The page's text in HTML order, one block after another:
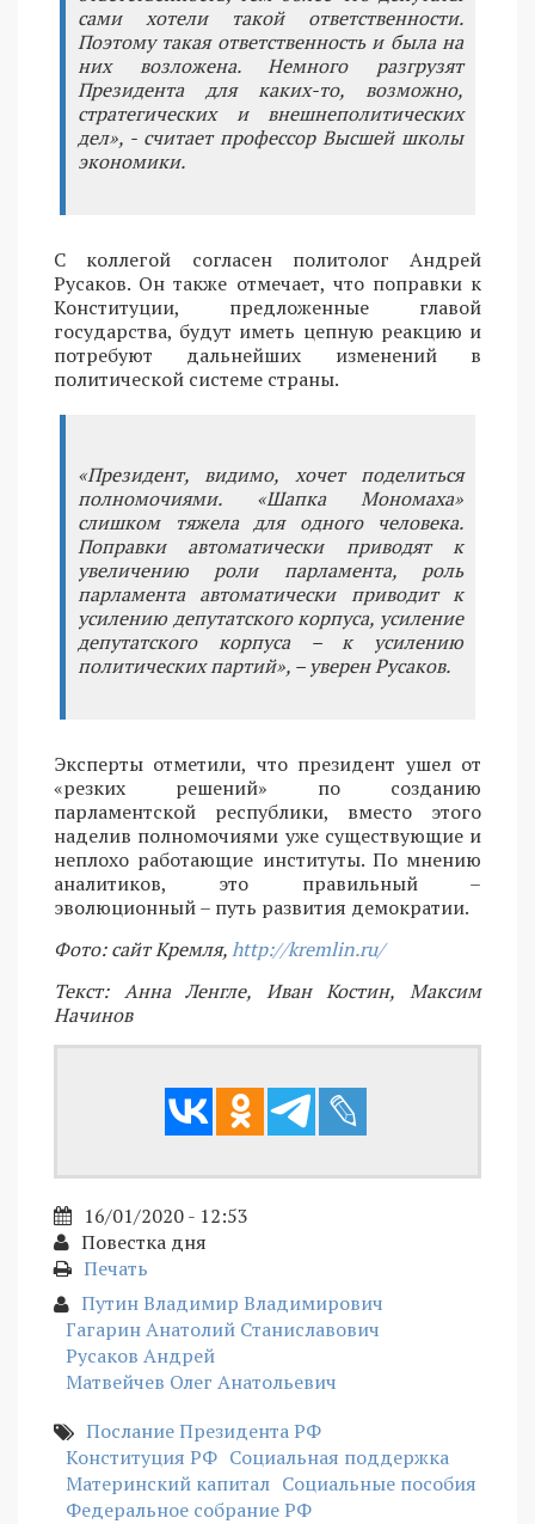
сами хотели такой ответственности.
Поэтому такая ответственность и была на
них возложена. Немного разгрузят
Президента для каких-то, возможно,
стратегических и внешнеполитических
дел», - считает профессор Высшей школы
экономики.
С коллегой согласен политолог Андрей
Русаков. Он также отмечает, что поправки к
Конституции, предложенные главой
государства, будут иметь цепную реакцию и
потребуют дальнейших изменений в
политической системе страны.
«Президент, видимо, хочет поделиться
полномочиями. «Шапка Мономаха»
слишком тяжела для одного человека.
Поправки автоматически приводят к
увеличению роли парламента, роль
парламента автоматически приводит к
усилению депутатского корпуса, усиление
депутатского корпуса – к усилению
политических партий», – уверен Русаков.
Эксперты отметили, что президент ушел от
«резких решений» по созданию
парламентской республики, вместо этого
наделив полномочиями уже существующие и
неплохо работающие институты. По мнению
аналитиков, это правильный –
эволюционный – путь развития демократии.
Фото: сайт Кремля,http://kremlin.ru/
Текст: Анна Ленгле, Иван Костин, Максим
Начинов
16/01/2020 - 12:53
Повестка дня
Печать
Путин Владимир Владимирович
Гагарин Анатолий Станиславович
Русаков Андрей
Матвейчев Олег Анатольевич
Послание Президента РФ
Конституция РФ Социальная поддержка
Материнский капитал Социальные пособия
Федеральное собрание РФ